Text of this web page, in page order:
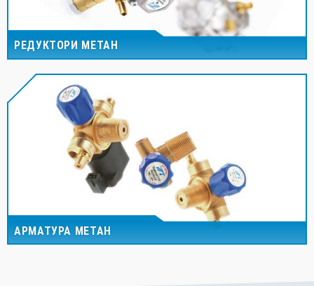
РЕДУКТОРИ МЕТАН
АРМАТУРА МЕТАН